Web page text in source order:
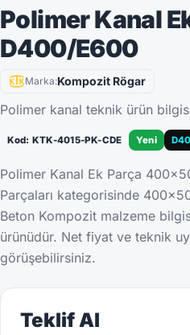
Polimer Kanal
D400/E600
Marka:Kompozit Rögar
Polimer kanal teknik ürün
Kod: KTK-4015-PK-CDE Yeni
Polimer Kanal Ek Parça
Parçaları kategorisinde
Beton Kompozit malzeme
ürünüdür. Net fiyat ve teknik
görüşebilirsiniz.
Teklif Al